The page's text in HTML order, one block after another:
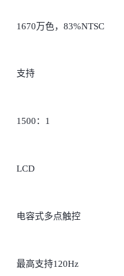
1670万色，83%NTSC
支持
1500：1
LCD
电容式多点触控
最高支持120Hz